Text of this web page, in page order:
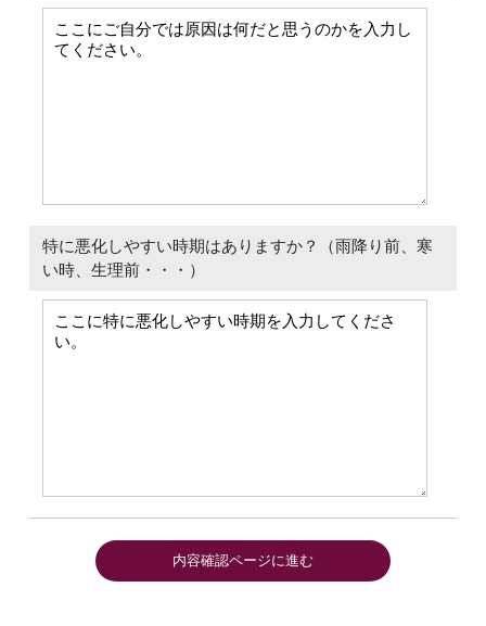
特に悪化しやすい時期はありますか？（雨降り前、寒
い時、生理前・・・）